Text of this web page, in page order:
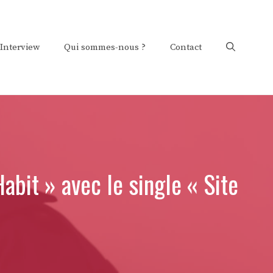
Interview Qui sommes-nous ? Contact
» avec le single « Site